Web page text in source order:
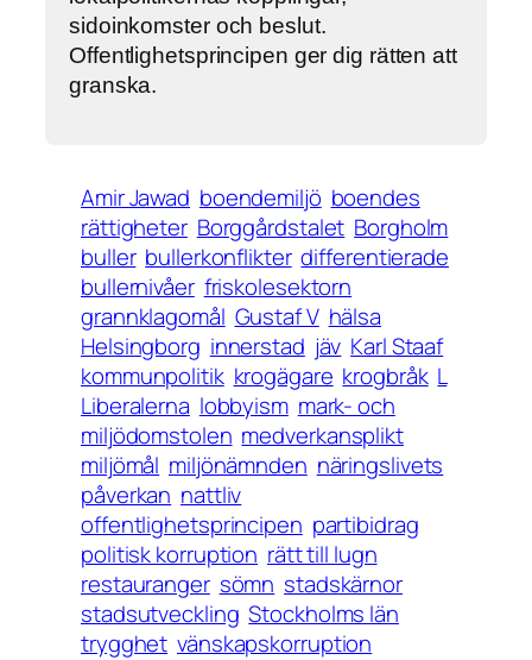
sidoinkomster och beslut.
Offentlighetsprincipen ger dig rätten att
granska.
Amir Jawad boendemiljö boendes
rättigheter Borggårdstalet Borgholm
buller bullerkonflikter differentierade
bullernivåer friskolesektorn
grannklagomål Gustaf V hälsa
Helsingborg innerstad jäv Karl Staaf
kommunpolitik krogägare krogbråk L
Liberalerna lobbyism mark- och
miljödomstolen medverkansplikt
miljömål miljönämnden näringslivets
påverkan nattliv
offentlighetsprincipen partibidrag
politisk korruption rätt till lugn
restauranger sömn stadskärnor
stadsutveckling Stockholms län
trygghet vänskapskorruption